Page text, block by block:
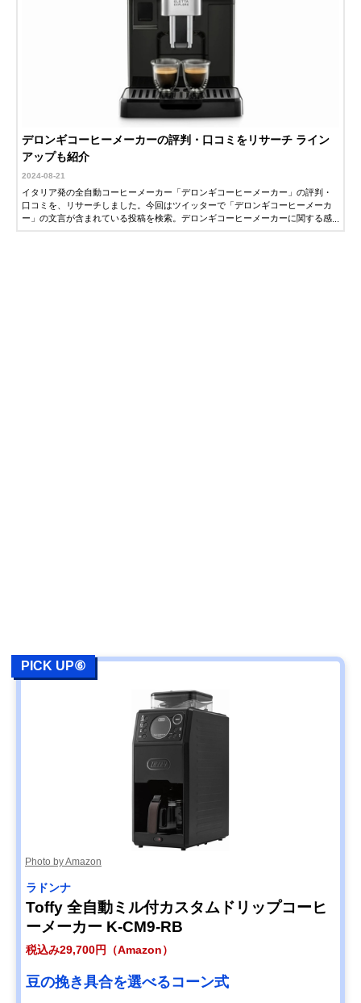
デロンギコーヒーメーカーの評判・口コミをリサーチ ライン
アップも紹介
2024-08-21
イタリア発の全自動コーヒーメーカー「デロンギコーヒーメーカー」の評判・
口コミを、リサーチしました。今回はツイッターで「デロンギコーヒーメーカ
ー」の文言が含まれている投稿を検索。デロンギコーヒーメーカーに関する感
PICK UP⑥
Photo by Amazon
ラドンナ
Toffy 全自動ミル付カスタムドリップコーヒ
ーメーカー K-CM9-RB
税込み29,700円（Amazon）
豆の挽き具合を選べるコーン式